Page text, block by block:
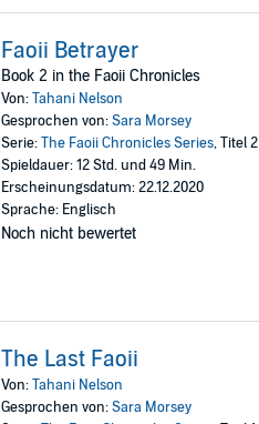
Faoii Betrayer
Book 2 in the Faoii Chronicles
Von:Tahani Nelson
Gesprochen von:Sara Morsey
Serie:The Faoii Chronicles Series, Titel 2
Spieldauer: 12 Std. und 49 Min.
Erscheinungsdatum: 22.12.2020
Sprache: Englisch
Noch nicht bewertet
The Last Faoii
Von:Tahani Nelson
Gesprochen von:Sara Morsey